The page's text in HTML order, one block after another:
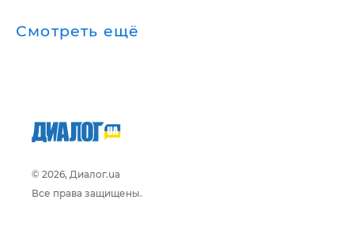
Смотреть ещё
© 2026, Диалог.ua
Все права защищены.